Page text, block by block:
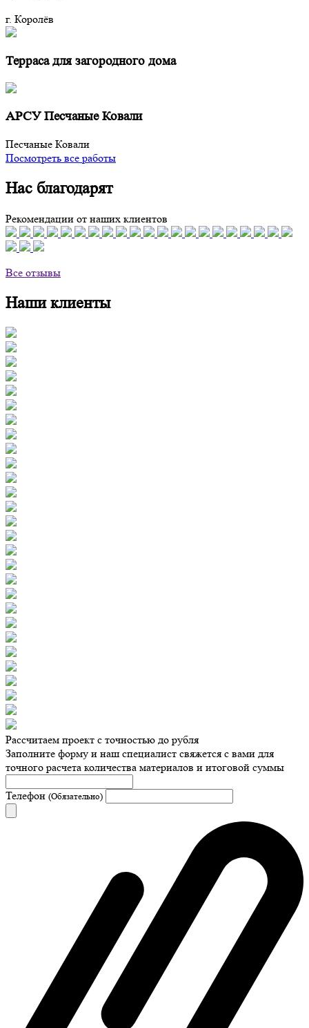
г. Королёв
Терраса для загородного дома
АРСУ Песчаные Ковали
Песчаные Ковали
Посмотреть все работы
Нас благодарят
Рекомендации от наших клиентов
Все отзывы
Наши клиенты
Рассчитаем проект с точностью до рубля
Заполните форму и наш специалист свяжется с вами для
точного расчета количества материалов и итоговой суммы
Телефон (Обязательно)